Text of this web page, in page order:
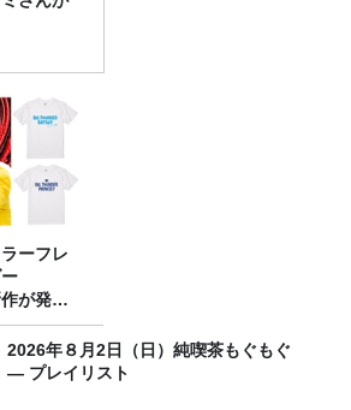
ーフレ
が発売
2026年８月2日（日）純喫茶もぐもぐ
― プレイリスト